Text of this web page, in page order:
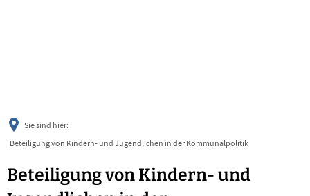
Sie sind hier:
Beteiligung von Kindern- und Jugendlichen in der Kommunalpolitik
Beteiligung von Kindern- und